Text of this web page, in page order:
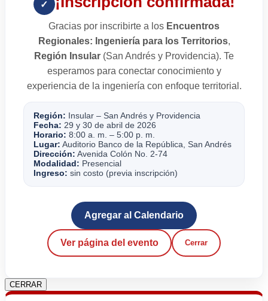
✓
Gracias por inscribirte a los Encuentros
Regionales: Ingeniería para los Territorios,
Región Insular (San Andrés y Providencia). Te
esperamos para conectar conocimiento y
experiencia de la ingeniería con enfoque territorial.
Región: Insular – San Andrés y Providencia
Fecha: 29 y 30 de abril de 2026
Horario: 8:00 a. m. – 5:00 p. m.
Lugar: Auditorio Banco de la República, San Andrés
Dirección: Avenida Colón No. 2-74
Modalidad: Presencial
Ingreso: sin costo (previa inscripción)
Agregar al Calendario
Ver página del evento Cerrar
CERRAR